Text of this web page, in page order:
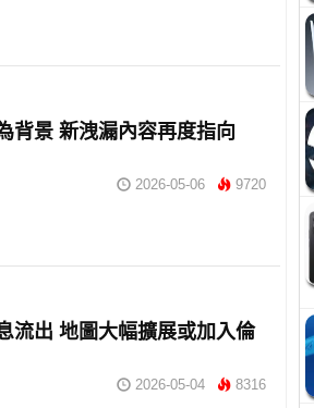
背景 新洩漏內容再度指向
2026-05-06 9720
流出 地圖大幅擴展或加入倫
2026-05-04 8316